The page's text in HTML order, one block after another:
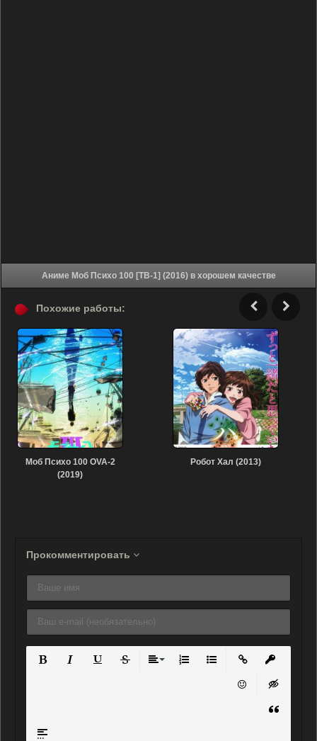
Аниме Моб Психо 100 [ТВ-1] (2016) в хорошем качестве
Похожие работы:
Моб Психо 100 OVA-2
(2019)
Робот Хал (2013)
Прокомментировать
Нумерованный список
Маркированный
Вставить ссылку
Вставить